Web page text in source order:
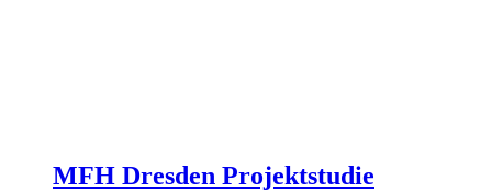
MFH Dresden Projektstudie